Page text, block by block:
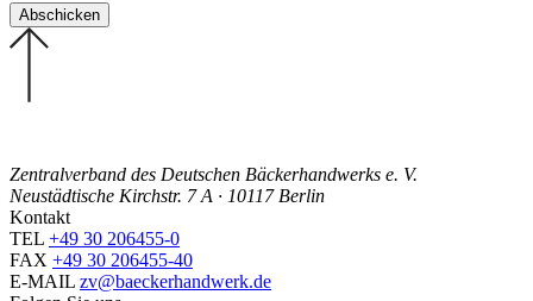
Zentralverband des Deutschen Bäckerhandwerks e. V.
Neustädtische Kirchstr. 7 A · 10117 Berlin
Kontakt
TEL +49 30 206455-0
FAX +49 30 206455-40
E-MAIL zv@baeckerhandwerk.de